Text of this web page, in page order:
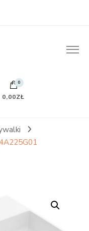
0
0,00ZŁ